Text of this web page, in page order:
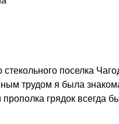
поселка
трудом я была
прополка грядок всегда